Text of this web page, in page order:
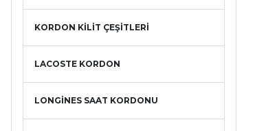
KORDON KİLİT ÇEŞİTLERİ
LACOSTE KORDON
LONGİNES SAAT KORDONU